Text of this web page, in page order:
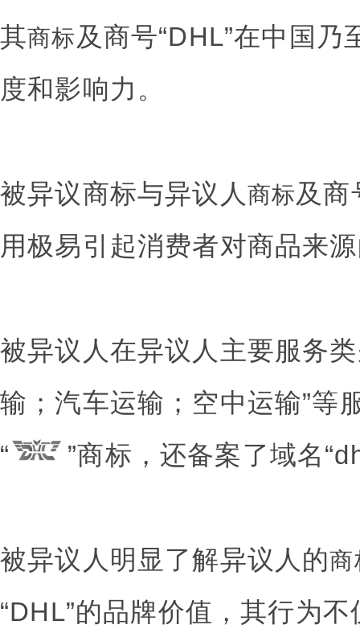
其商标及商号“DHL”在中国
度和影响力。
被异议商标与异议人 商标及商
用极易引起消费者对商品来
被异议人在异议人主要服务
输；汽车运输；空中运输”等
“
”商标，还备案了域名
被异议人明显了解异议人的商
“DHL”的品牌价值，其行为